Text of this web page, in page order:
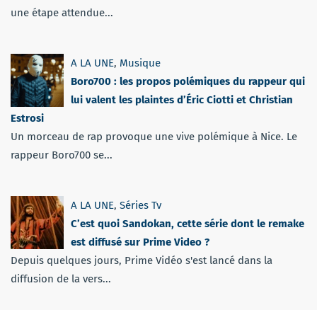
une étape attendue...
A LA UNE, Musique
Boro700 : les propos polémiques du rappeur qui
lui valent les plaintes d’Éric Ciotti et Christian
Estrosi
Un morceau de rap provoque une vive polémique à Nice. Le
rappeur Boro700 se...
A LA UNE, Séries Tv
C’est quoi Sandokan, cette série dont le remake
est diffusé sur Prime Video ?
Depuis quelques jours, Prime Vidéo s'est lancé dans la
diffusion de la vers...